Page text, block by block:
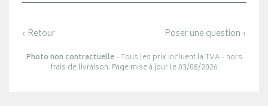
‹ Retour Poser une question ›
Photo non contractuelle- Tous les prix incluent la TVA - hors
frais de livraison. Page mise à jour le 03/08/2026